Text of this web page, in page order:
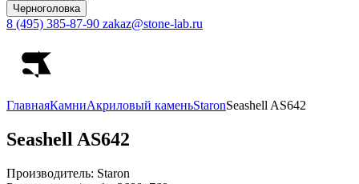
Черноголовка
8 (495) 385-87-90 zakaz@stone-lab.ru
ГлавнаяКамниАкриловый каменьStaronSeashell AS642
Seashell AS642
Производитель: Staron